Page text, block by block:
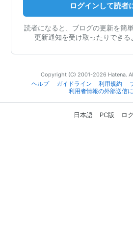
ログインして読者
読者になると、ブログの更新を簡
更新通知を受け取ったりできる
Copyright (C) 2001-2026 Hatena.
ヘルプ
ガイドライン 利用規約
利用者情報の外部送信
日本語 PC版 ロ